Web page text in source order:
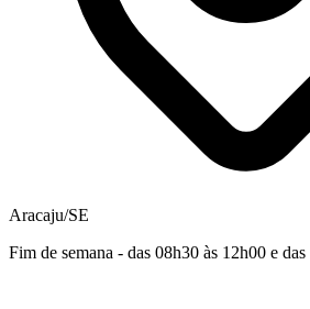
Aracaju/SE
Fim de semana - das 08h30 às 12h00 e